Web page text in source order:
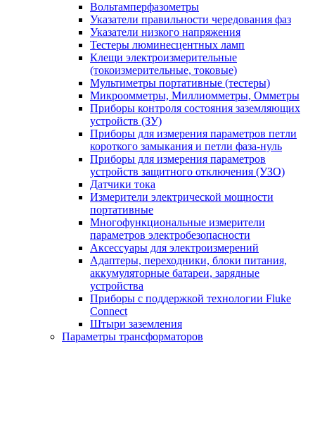
Вольтамперфазометры
Указатели правильности чередования фаз
Указатели низкого напряжения
Тестеры люминесцентных ламп
Клещи электроизмерительные
(токоизмерительные, токовые)
Мультиметры портативные (тестеры)
Микроомметры, Миллиомметры, Омметры
Приборы контроля состояния заземляющих
устройств (ЗУ)
Приборы для измерения параметров петли
короткого замыкания и петли фаза-нуль
Приборы для измерения параметров
устройств защитного отключения (УЗО)
Датчики тока
Измерители электрической мощности
портативные
Многофункциональные измерители
параметров электробезопасности
Аксессуары для электроизмерений
Адаптеры, переходники, блоки питания,
аккумуляторные батареи, зарядные
устройства
Приборы с поддержкой технологии Fluke
Connect
Штыри заземления
Параметры трансформаторов